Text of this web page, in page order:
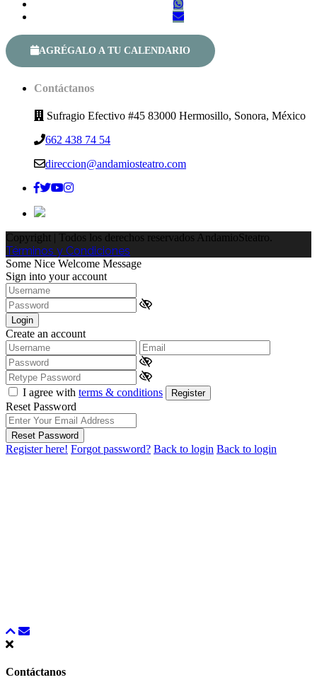
AGRÉGALO A TU CALENDARIO
Contáctanos
Sufragio Efectivo #45 83000 Hermosillo, Sonora, México
662 438 74 54
direccion@andamiosteatro.com
Copyright | Todos los derechos reservados AndamioSteatro.
Términos y Condiciones
Some Nice Welcome Message
Sign into your account
Login
Create an account
I agree with terms & conditions Register
Reset Password
Reset Password
Register here! Forgot password? Back to login Back to login
Contáctanos